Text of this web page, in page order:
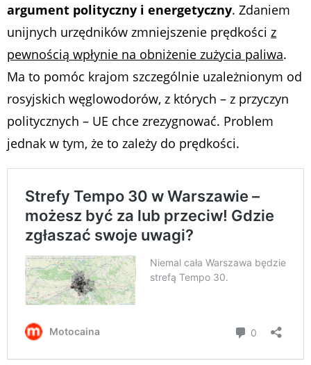
argument polityczny i energetyczny. Zdaniem
unijnych urzędników zmniejszenie prędkości z
pewnością wpłynie na obniżenie zużycia paliwa.
Ma to pomóc krajom szczególnie uzależnionym od
rosyjskich węglowodorów, z których – z przyczyn
politycznych – UE chce zrezygnować. Problem
jednak w tym, że to zależy do prędkości.